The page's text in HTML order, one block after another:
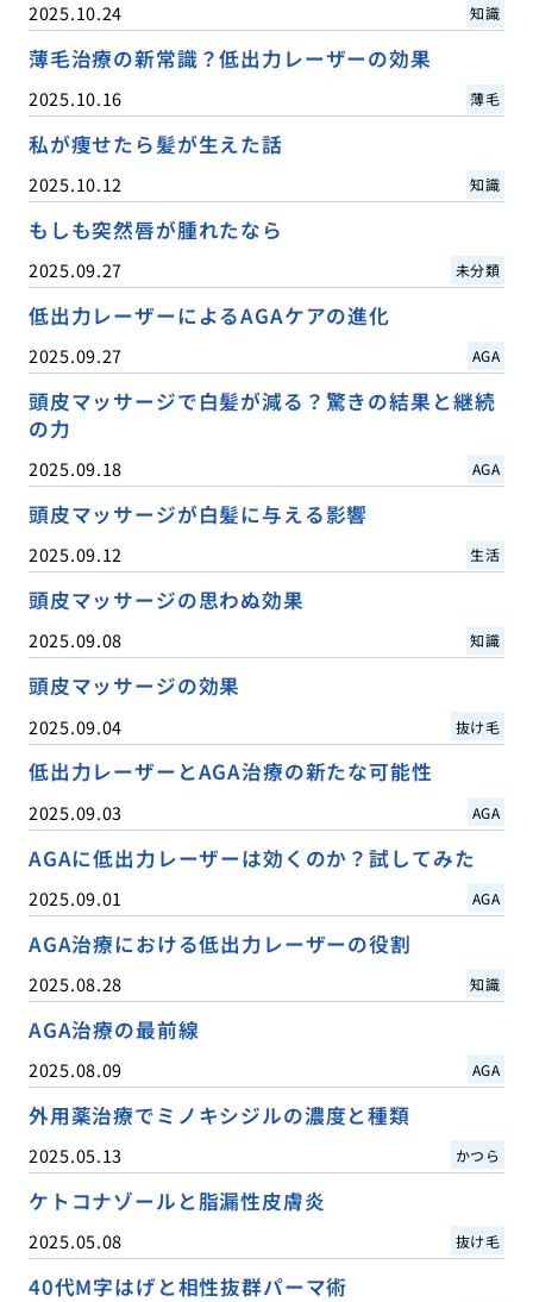
2025.10.24 知識
薄毛治療の新常識？低出力レーザーの効果
2025.10.16 薄毛
私が痩せたら髪が生えた話
2025.10.12 知識
もしも突然唇が腫れたなら
2025.09.27 未分類
低出力レーザーによるAGAケアの進化
2025.09.27 AGA
頭皮マッサージで白髪が減る？驚きの結果と継続
の力
2025.09.18 AGA
頭皮マッサージが白髪に与える影響
2025.09.12 生活
頭皮マッサージの思わぬ効果
2025.09.08 知識
頭皮マッサージの効果
2025.09.04 抜け毛
低出力レーザーとAGA治療の新たな可能性
2025.09.03 AGA
AGAに低出力レーザーは効くのか？試してみた
2025.09.01 AGA
AGA治療における低出力レーザーの役割
2025.08.28 知識
AGA治療の最前線
2025.08.09 AGA
外用薬治療でミノキシジルの濃度と種類
2025.05.13 かつら
ケトコナゾールと脂漏性皮膚炎
2025.05.08 抜け毛
40代M字はげと相性抜群パーマ術